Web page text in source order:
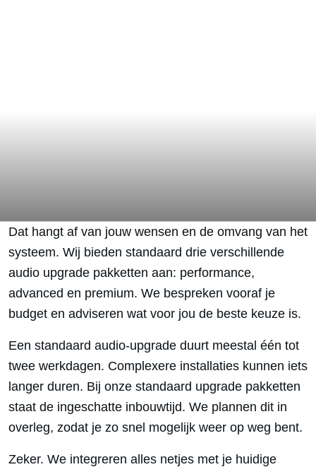
Dat hangt af van jouw wensen en de omvang van het
systeem. Wij bieden standaard drie verschillende
audio upgrade pakketten aan: performance,
advanced en premium. We bespreken vooraf je
budget en adviseren wat voor jou de beste keuze is.
Een standaard audio-upgrade duurt meestal één tot
twee werkdagen. Complexere installaties kunnen iets
langer duren. Bij onze standaard upgrade pakketten
staat de ingeschatte inbouwtijd. We plannen dit in
overleg, zodat je zo snel mogelijk weer op weg bent.
Zeker. We integreren alles netjes met je huidige